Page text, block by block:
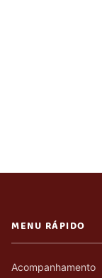
MENU RÁPIDO
Acompanhamento